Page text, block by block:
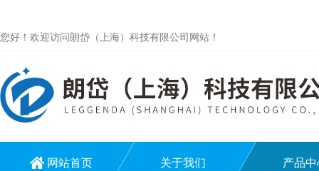
您好！欢迎访问朗岱（上海）科技有限公司网站！
网站首页 关于我们 产品中